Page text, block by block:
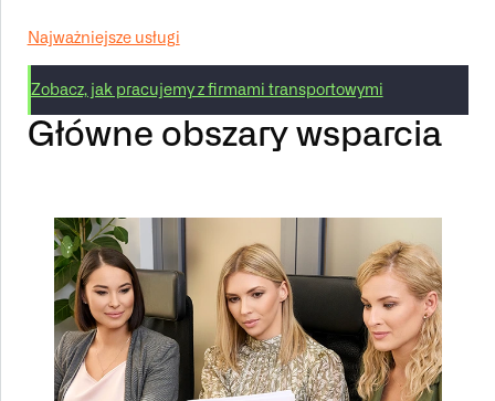
Najważniejsze usługi
Zobacz, jak pracujemy z firmami transportowymi
Główne obszary wsparcia